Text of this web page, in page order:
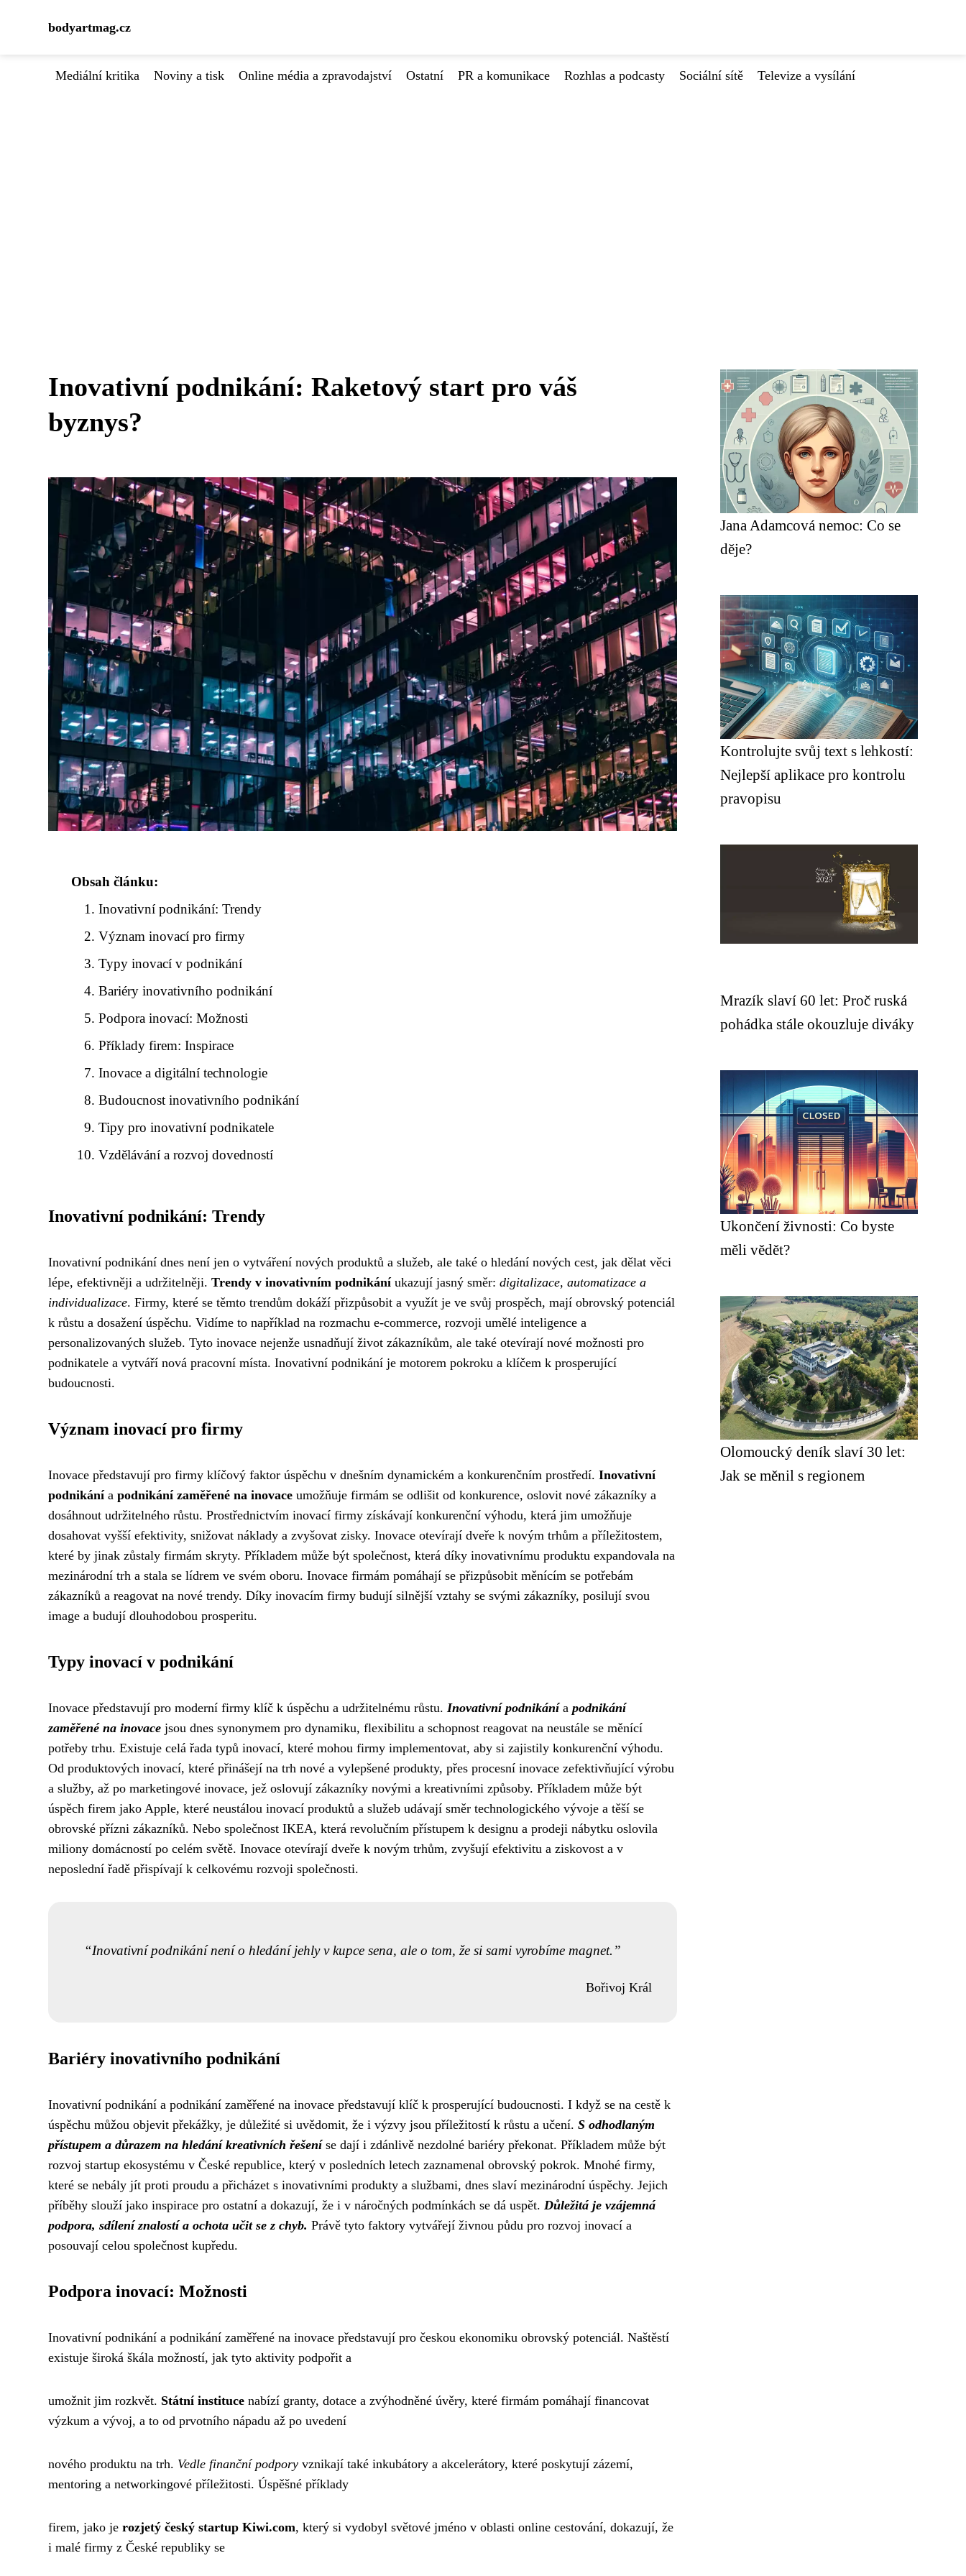
bodyartmag.cz
Mediální kritika Noviny a tisk Online média a zpravodajství Ostatní PR a komunikace Rozhlas a podcasty Sociální sítě Televize a vysílání
Inovativní podnikání: Raketový start pro váš
byznys?
Obsah článku:
Inovativní podnikání: Trendy
Význam inovací pro firmy
Typy inovací v podnikání
Bariéry inovativního podnikání
Podpora inovací: Možnosti
Příklady firem: Inspirace
Inovace a digitální technologie
Budoucnost inovativního podnikání
Tipy pro inovativní podnikatele
Vzdělávání a rozvoj dovedností
Inovativní podnikání: Trendy
Inovativní podnikání dnes není jen o vytváření nových produktů a služeb, ale také o hledání nových cest, jak dělat věci
lépe, efektivněji a udržitelněji. Trendy v inovativním podnikáníukazují jasný směr: digitalizace, automatizace a
individualizace. Firmy, které se těmto trendům dokáží přizpůsobit a využít je ve svůj prospěch, mají obrovský potenciál
k růstu a dosažení úspěchu. Vidíme to například na rozmachu e-commerce, rozvoji umělé inteligence a
personalizovaných služeb. Tyto inovace nejenže usnadňují život zákazníkům, ale také otevírají nové možnosti pro
podnikatele a vytváří nová pracovní místa. Inovativní podnikání je motorem pokroku a klíčem k prosperující
budoucnosti.
Význam inovací pro firmy
Inovace představují pro firmy klíčový faktor úspěchu v dnešním dynamickém a konkurenčním prostředí. Inovativní
podnikánía podnikání zaměřené na inovace umožňuje firmám se odlišit od konkurence, oslovit nové zákazníky a
dosáhnout udržitelného růstu. Prostřednictvím inovací firmy získávají konkurenční výhodu, která jim umožňuje
dosahovat vyšší efektivity, snižovat náklady a zvyšovat zisky. Inovace otevírají dveře k novým trhům a příležitostem,
které by jinak zůstaly firmám skryty. Příkladem může být společnost, která díky inovativnímu produktu expandovala na
mezinárodní trh a stala se lídrem ve svém oboru. Inovace firmám pomáhají se přizpůsobit měnícím se potřebám
zákazníků a reagovat na nové trendy. Díky inovacím firmy budují silnější vztahy se svými zákazníky, posilují svou
image a budují dlouhodobou prosperitu.
Typy inovací v podnikání
Inovace představují pro moderní firmy klíč k úspěchu a udržitelnému růstu. Inovativní podnikánía podnikání
zaměřené na inovace jsou dnes synonymem pro dynamiku, flexibilitu a schopnost reagovat na neustále se měnící
potřeby trhu. Existuje celá řada typů inovací, které mohou firmy implementovat, aby si zajistily konkurenční výhodu.
Od produktových inovací, které přinášejí na trh nové a vylepšené produkty, přes procesní inovace zefektivňující výrobu
a služby, až po marketingové inovace, jež oslovují zákazníky novými a kreativními způsoby. Příkladem může být
úspěch firem jako Apple, které neustálou inovací produktů a služeb udávají směr technologického vývoje a těší se
obrovské přízni zákazníků. Nebo společnost IKEA, která revolučním přístupem k designu a prodeji nábytku oslovila
miliony domácností po celém světě. Inovace otevírají dveře k novým trhům, zvyšují efektivitu a ziskovost a v
neposlední řadě přispívají k celkovému rozvoji společnosti.
Inovativní podnikání není o hledání jehly v kupce sena, ale o tom, že si sami vyrobíme magnet.
Bořivoj Král
Bariéry inovativního podnikání
Inovativní podnikání a podnikání zaměřené na inovace představují klíč k prosperující budoucnosti. I když se na cestě k
úspěchu můžou objevit překážky, je důležité si uvědomit, že i výzvy jsou příležitostí k růstu a učení. S odhodlaným
přístupem a důrazem na hledání kreativních řešeníse dají i zdánlivě nezdolné bariéry překonat. Příkladem může být
rozvoj startup ekosystému v České republice, který v posledních letech zaznamenal obrovský pokrok. Mnohé firmy,
které se nebály jít proti proudu a přicházet s inovativními produkty a službami, dnes slaví mezinárodní úspěchy. Jejich
příběhy slouží jako inspirace pro ostatní a dokazují, že i v náročných podmínkách se dá uspět. Důležitá je vzájemná
podpora, sdílení znalostí a ochota učit se z chyb. Právě tyto faktory vytvářejí živnou půdu pro rozvoj inovací a
posouvají celou společnost kupředu.
Podpora inovací: Možnosti
Inovativní podnikání a podnikání zaměřené na inovace představují pro českou ekonomiku obrovský potenciál. Naštěstí
existuje široká škála možností, jak tyto aktivity podpořit a
umožnit jim rozkvět. Státní instituce nabízí granty, dotace a zvýhodněné úvěry, které firmám pomáhají financovat
výzkum a vývoj, a to od prvotního nápadu až po uvedení
nového produktu na trh. Vedle finanční podpory vznikají také inkubátory a akcelerátory, které poskytují zázemí,
mentoring a networkingové příležitosti. Úspěšné příklady
firem, jako je rozjetý český startup Kiwi.com, který si vydobyl světové jméno v oblasti online cestování, dokazují, že
i malé firmy z České republiky se
Jana Adamcová nemoc: Co se
děje?
Kontrolujte svůj text s lehkostí:
Nejlepší aplikace pro kontrolu
pravopisu
Mrazík slaví 60 let: Proč ruská
pohádka stále okouzluje diváky
Ukončení živnosti: Co byste
měli vědět?
Olomoucký deník slaví 30 let:
Jak se měnil s regionem